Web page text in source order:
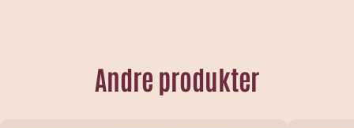
Andre produkter